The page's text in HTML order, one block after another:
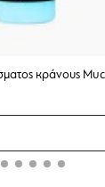
κράνους